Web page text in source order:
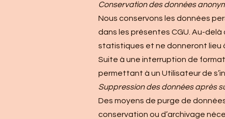
Conservation des données
Nous conservons les données
dans les présentes CGU. Au-
statistiques et ne donneront lieu
Suite à une interruption de
permettant à un Utilisateur de
Suppression des données après
Des moyens de purge de
conservation ou d’archivage